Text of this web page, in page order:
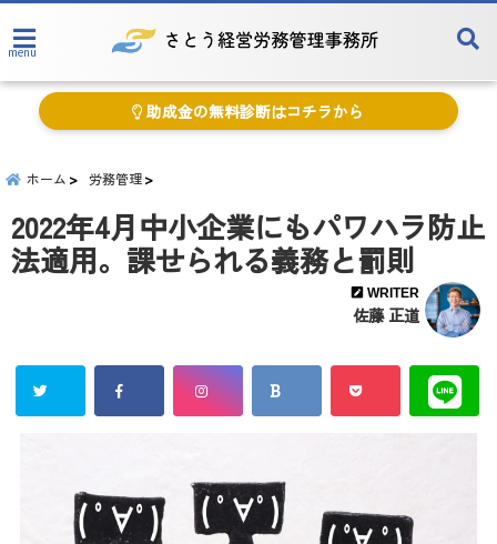
menu
助成金の無料診断はコチラから
ホーム 労務管理
2022年4月中小企業にもパワハラ防止
法適用。課せられる義務と罰則
WRITER
佐藤 正道